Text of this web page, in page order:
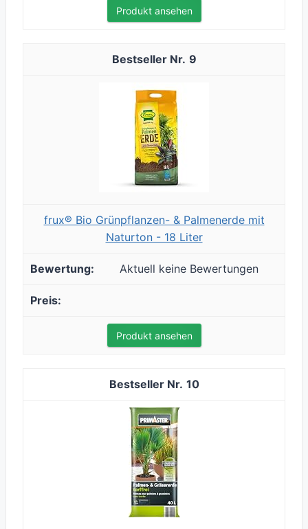
Produkt ansehen
9
frux® Bio Grünpflanzen- & Palmenerde mit
Naturton - 18 Liter
Aktuell keine Bewertungen
Produkt ansehen
10